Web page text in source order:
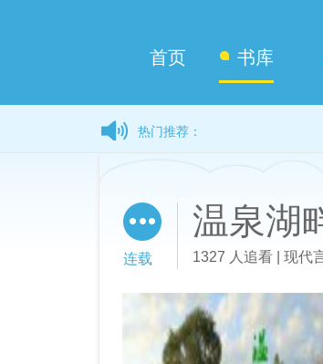
首页 书库
热门推荐：
连载
温泉湖
1327 人追看 | 现代